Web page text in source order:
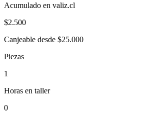
Acumulado en valiz.cl
$2.500
Canjeable desde $25.000
Piezas
1
Horas en taller
0